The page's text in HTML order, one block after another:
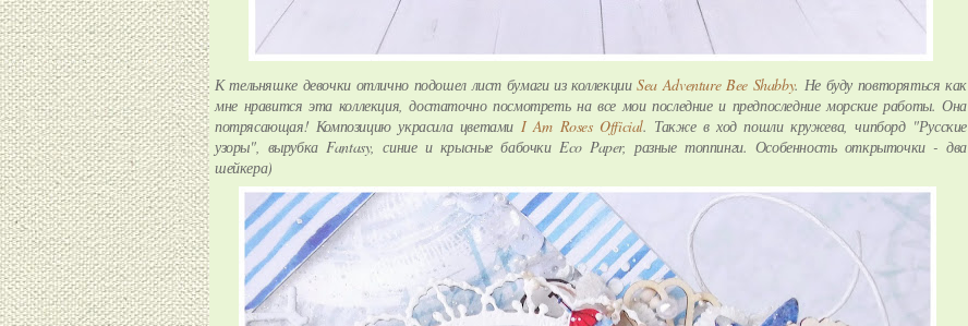
К тельняшке девочки отлично подошел лист бумаги из коллекцииSea Adventure Bee Shabby. Не буду повторяться как
мне нравится эта коллекция, достаточно посмотреть на все мои последние и предпоследние морские работы. Она
потрясающая! Композицию украсила цветами I Am Roses Official. Также в ход пошли кружева, чипборд "Русские
узоры", вырубка Fantasy, синие и крысные бабочки Eco Paper, разные топпинги. Особенность открыточки - два
шейкера)